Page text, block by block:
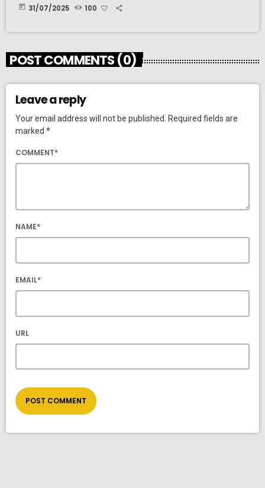
today 31/07/2025 100
POST COMMENTS (0)
Leave a reply
Your email address will not be published. Required fields are
marked *
COMMENT*
NAME*
EMAIL*
URL